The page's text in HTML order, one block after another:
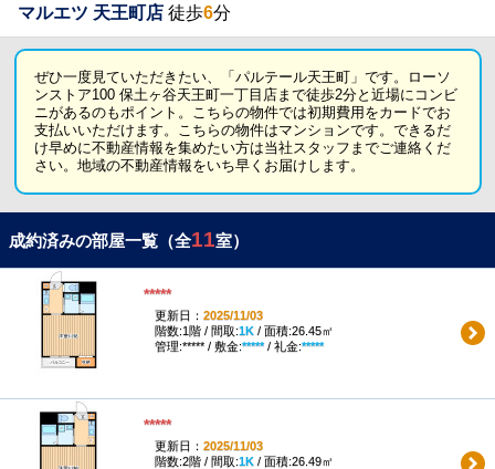
マルエツ 天王町店 徒歩6分
ぜひ一度見ていただきたい、「パルテール天王町」です。ローソ
ンストア100 保土ヶ谷天王町一丁目店まで徒歩2分と近場にコンビ
ニがあるのもポイント。こちらの物件では初期費用をカードでお
支払いいただけます。こちらの物件はマンションです。できるだ
け早めに不動産情報を集めたい方は当社スタッフまでご連絡くだ
さい。地域の不動産情報をいち早くお届けします。
成約済みの部屋一覧（全11室）
*****
更新日： 2025/11/03
階数:1階 / 間取:1K/ 面積:26.45㎡
管理:***** / 敷金:*****/ 礼金:*****
*****
更新日： 2025/11/03
階数:2階 / 間取:1K/ 面積:26.49㎡